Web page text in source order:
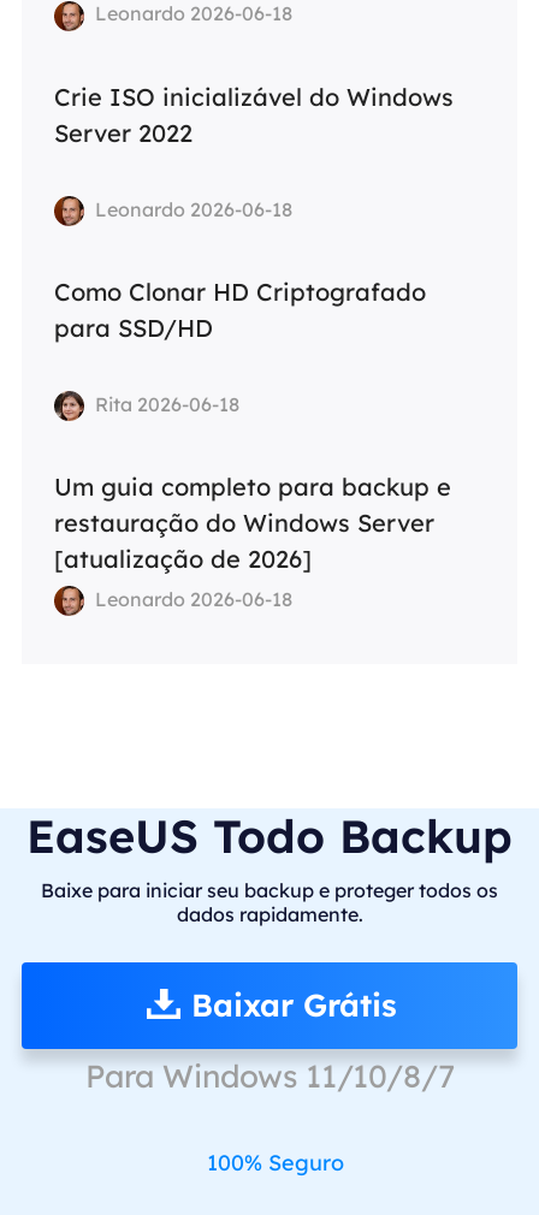
Leonardo 2026-06-18
Crie ISO inicializável do Windows
Server 2022
Leonardo 2026-06-18
Como Clonar HD Criptografado
para SSD/HD
Rita 2026-06-18
Um guia completo para backup e
restauração do Windows Server
[atualização de 2026]
Leonardo 2026-06-18
EaseUS Todo Backup
Baixe para iniciar seu backup e proteger todos os
dados rapidamente.
Baixar Grátis
Para Windows 11/10/8/7
100% Seguro